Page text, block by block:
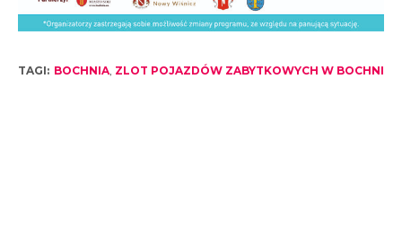
TAGI: BOCHNIA, ZLOT POJAZDÓW ZABYTKOWYCH W BOCHNI